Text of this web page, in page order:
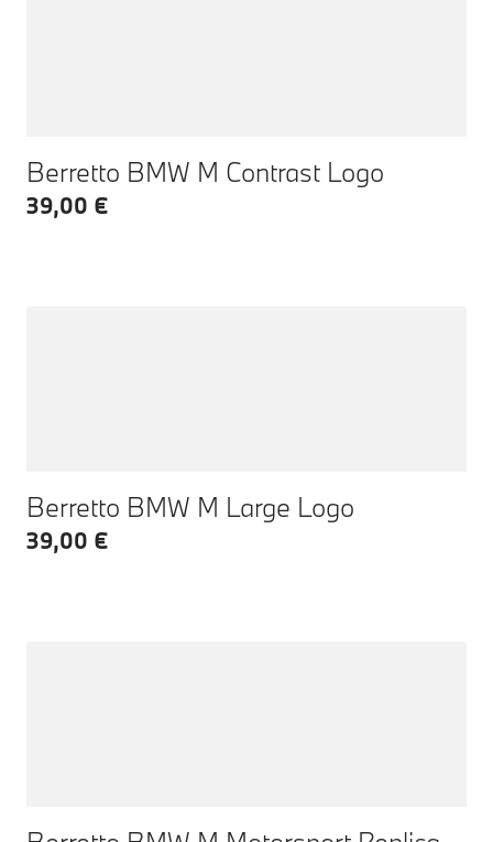
Berretto BMW M Contrast Logo
39,00 €
Berretto BMW M Large Logo
39,00 €